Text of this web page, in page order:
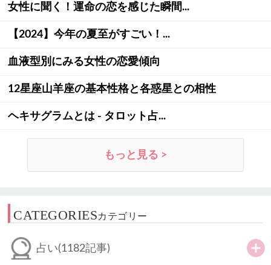
女性に聞く！運命の恋を感じた瞬間...
【2024】今年の夏至がすごい！...
血液型別にみる女性の恋愛傾向
12星座山羊座の基本性格と各惑星との相性
ヘキサグラムとは - タロット占...
もっと見る >
CATEGORIESカテゴリー
占い(1182記事)